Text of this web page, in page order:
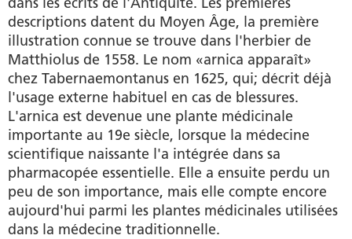
descriptions datent du Moyen Âge, la première
illustration connue se trouve dans l'herbier de
Matthiolus de 1558. Le nom «arnica apparaît»
chez Tabernaemontanus en 1625, qui; décrit déjà
l'usage externe habituel en cas de blessures.
L'arnica est devenue une plante médicinale
importante au 19e siècle, lorsque la médecine
scientifique naissante l'a intégrée dans sa
pharmacopée essentielle. Elle a ensuite perdu un
peu de son importance, mais elle compte encore
aujourd'hui parmi les plantes médicinales utilisées
dans la médecine traditionnelle.